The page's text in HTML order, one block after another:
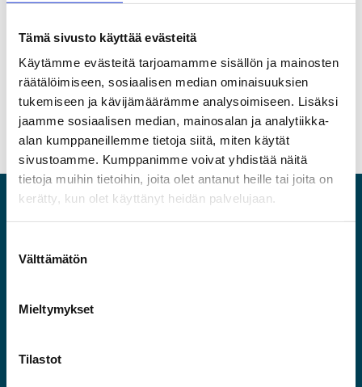
Tämä sivusto käyttää evästeitä
Käytämme evästeitä tarjoamamme sisällön ja mainosten
räätälöimiseen, sosiaalisen median ominaisuuksien
tukemiseen ja kävijämäärämme analysoimiseen. Lisäksi
jaamme sosiaalisen median, mainosalan ja analytiikka-
alan kumppaneillemme tietoja siitä, miten käytät
sivustoamme. Kumppanimme voivat yhdistää näitä
tietoja muihin tietoihin, joita olet antanut heille tai joita on
kerätty, kun olet käyttänyt heidän palvelujaan.
Välttämätön
Mieltymykset
Tilastot
7676 674
Varapuheenjohtaja Erja Eiro, Riihimäen yrittäjät, 050 5222
244
Jaa artikkeli :Facebook Twitter LinkedIn
Business Park Riihimäki
11100 Riihimäki